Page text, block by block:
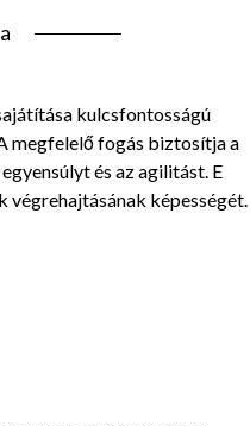
kulcsfontosságú
megfelelő fogás biztosítja a
és az agilitást. E
képességét.